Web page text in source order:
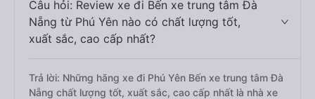
Câu hỏi: Review xe đi Bến xe trung tâm Đà
Nẵng từ Phú Yên nào có chất lượng tốt,
xuất sắc, cao cấp nhất?
Trả lời: Những hãng xe đi Phú Yên Bến xe trung tâm Đà
Nẵng chất lượng tốt, xuất sắc, cao cấp nhất là nhà xe